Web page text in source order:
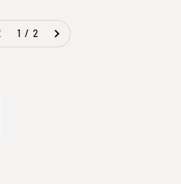
1 / 2